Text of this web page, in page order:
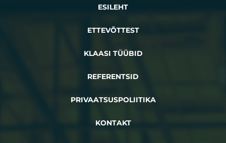
ESILEHT
ETTEVÕTTEST
KLAASI TÜÜBID
REFERENTSID
PRIVAATSUSPOLIITIKA
KONTAKT